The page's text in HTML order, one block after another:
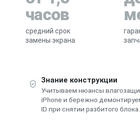
часов
средний срок
замены экрана
Знание конструкции
Учитываем нюансы
iPhone и бережно
ID при снятии разбитого блока.